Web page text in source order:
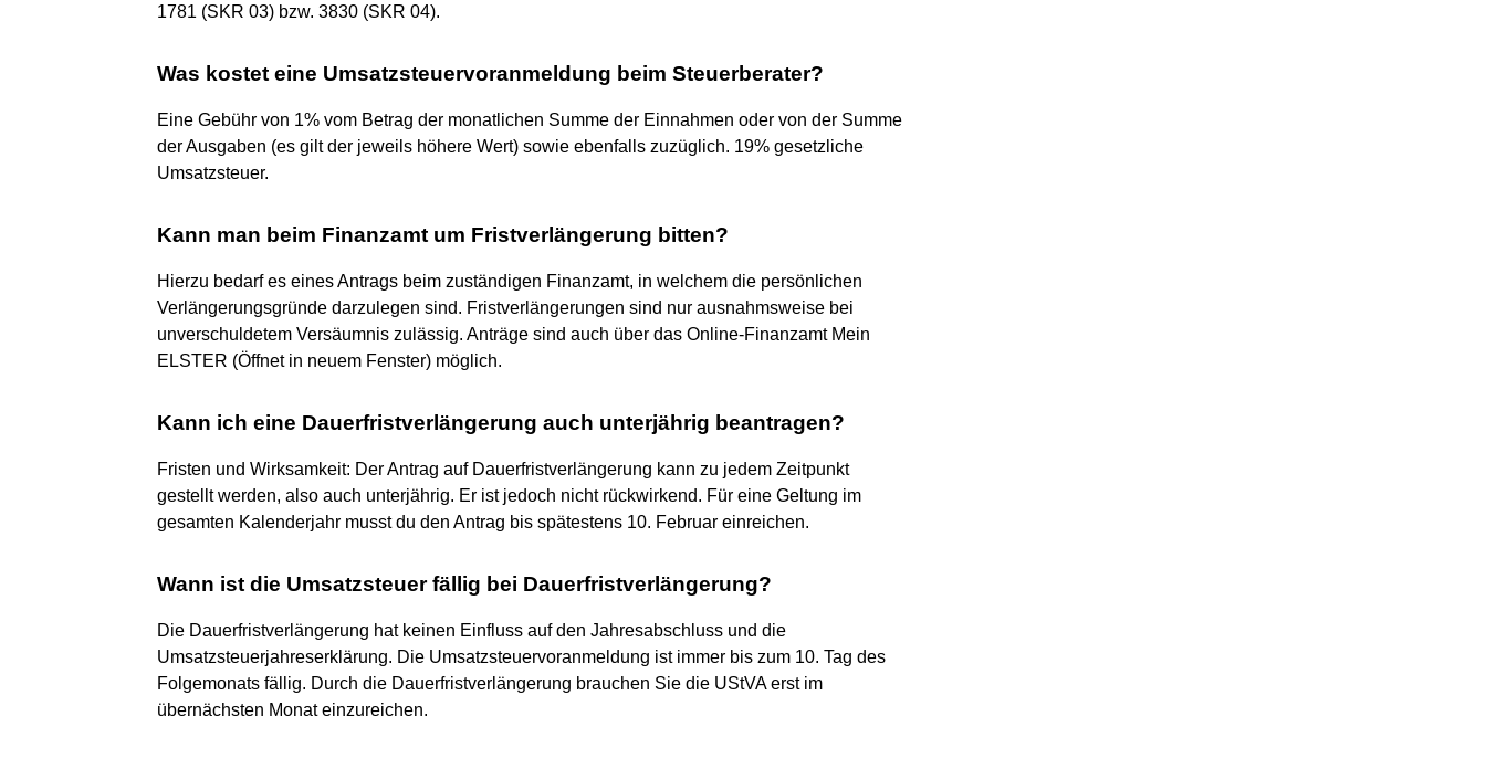
1781 (SKR 03) bzw. 3830 (SKR 04).
Was kostet eine Umsatzsteuervoranmeldung beim Steuerberater?
Eine Gebühr von 1% vom Betrag der monatlichen Summe der Einnahmen oder von der Summe
der Ausgaben (es gilt der jeweils höhere Wert) sowie ebenfalls zuzüglich. 19% gesetzliche
Umsatzsteuer.
Kann man beim Finanzamt um Fristverlängerung bitten?
Hierzu bedarf es eines Antrags beim zuständigen Finanzamt, in welchem die persönlichen
Verlängerungsgründe darzulegen sind. Fristverlängerungen sind nur ausnahmsweise bei
unverschuldetem Versäumnis zulässig. Anträge sind auch über das Online-Finanzamt Mein
ELSTER (Öffnet in neuem Fenster) möglich.
Kann ich eine Dauerfristverlängerung auch unterjährig beantragen?
Fristen und Wirksamkeit: Der Antrag auf Dauerfristverlängerung kann zu jedem Zeitpunkt
gestellt werden, also auch unterjährig. Er ist jedoch nicht rückwirkend. Für eine Geltung im
gesamten Kalenderjahr musst du den Antrag bis spätestens 10. Februar einreichen.
Wann ist die Umsatzsteuer fällig bei Dauerfristverlängerung?
Die Dauerfristverlängerung hat keinen Einfluss auf den Jahresabschluss und die
Umsatzsteuerjahreserklärung. Die Umsatzsteuervoranmeldung ist immer bis zum 10. Tag des
Folgemonats fällig. Durch die Dauerfristverlängerung brauchen Sie die UStVA erst im
übernächsten Monat einzureichen.